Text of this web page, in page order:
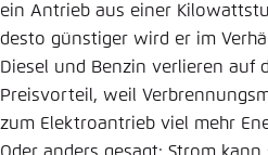
ein Antrieb aus einer
desto günstiger wird er im
Diesel und Benzin verlieren auf
Preisvorteil, weil
zum Elektroantrieb viel mehr